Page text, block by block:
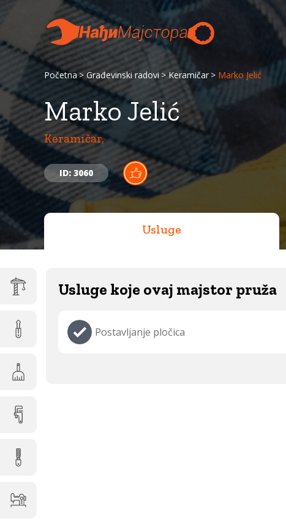
Početna Građevinski radovi Keramičar Marko Jelić
Marko Jelić
Keramičar,
ID: 3060
Usluge
Usluge koje ovaj majstor pruža
Postavljanje pločica